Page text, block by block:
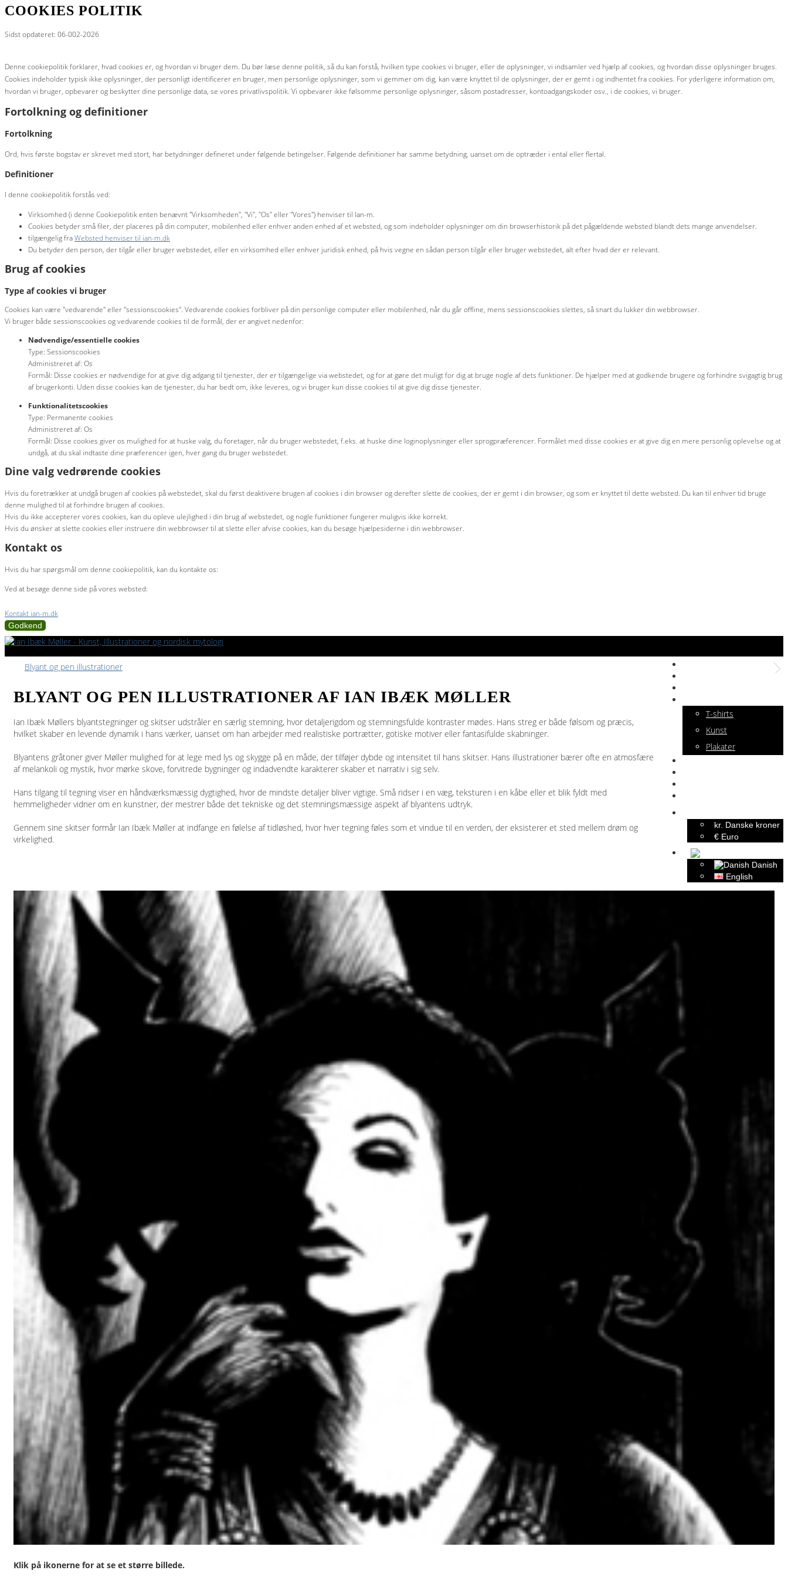
COOKIES POLITIK
Sidst opdateret: 06-002-2026
Denne cookiepolitik forklarer, hvad cookies er, og hvordan vi bruger dem. Du bør læse denne politik, så du kan forstå, hvilken type cookies vi bruger, eller de oplysninger, vi indsamler ved hjælp af cookies, og hvordan disse oplysninger bruges.
Cookies indeholder typisk ikke oplysninger, der personligt identificerer en bruger, men personlige oplysninger, som vi gemmer om dig, kan være knyttet til de oplysninger, der er gemt i og indhentet fra cookies. For yderligere information om,
hvordan vi bruger, opbevarer og beskytter dine personlige data, se vores privatlivspolitik. Vi opbevarer ikke følsomme personlige oplysninger, såsom postadresser, kontoadgangskoder osv., i de cookies, vi bruger.
Fortolkning og definitioner
Fortolkning
Ord, hvis første bogstav er skrevet med stort, har betydninger defineret under følgende betingelser. Følgende definitioner har samme betydning, uanset om de optræder i ental eller flertal.
Definitioner
I denne cookiepolitik forstås ved:
Virksomhed (i denne Cookiepolitik enten benævnt "Virksomheden", "Vi", "Os" eller "Vores") henviser til Ian-m.
Cookies betyder små filer, der placeres på din computer, mobilenhed eller enhver anden enhed af et websted, og som indeholder oplysninger om din browserhistorik på det pågældende websted blandt dets mange anvendelser.
tilgængelig fra Websted henviser til ian-m.dk
Du betyder den person, der tilgår eller bruger webstedet, eller en virksomhed eller enhver juridisk enhed, på hvis vegne en sådan person tilgår eller bruger webstedet, alt efter hvad der er relevant.
Brug af cookies
Type af cookies vi bruger
Cookies kan være "vedvarende" eller "sessionscookies". Vedvarende cookies forbliver på din personlige computer eller mobilenhed, når du går offline, mens sessionscookies slettes, så snart du lukker din webbrowser.
Vi bruger både sessionscookies og vedvarende cookies til de formål, der er angivet nedenfor:
Nødvendige/essentielle cookies
Type: Sessionscookies
Administreret af: Os
Formål: Disse cookies er nødvendige for at give dig adgang til tjenester, der er tilgængelige via webstedet, og for at gøre det muligt for dig at bruge nogle af dets funktioner. De hjælper med at godkende brugere og forhindre svigagtig brug
af brugerkonti. Uden disse cookies kan de tjenester, du har bedt om, ikke leveres, og vi bruger kun disse cookies til at give dig disse tjenester.
Funktionalitetscookies
Type: Permanente cookies
Administreret af: Os
Formål: Disse cookies giver os mulighed for at huske valg, du foretager, når du bruger webstedet, f.eks. at huske dine loginoplysninger eller sprogpræferencer. Formålet med disse cookies er at give dig en mere personlig oplevelse og at
undgå, at du skal indtaste dine præferencer igen, hver gang du bruger webstedet.
Dine valg vedrørende cookies
Hvis du foretrækker at undgå brugen af cookies på webstedet, skal du først deaktivere brugen af cookies i din browser og derefter slette de cookies, der er gemt i din browser, og som er knyttet til dette websted. Du kan til enhver tid bruge
denne mulighed til at forhindre brugen af cookies.
Hvis du ikke accepterer vores cookies, kan du opleve ulejlighed i din brug af webstedet, og nogle funktioner fungerer muligvis ikke korrekt.
Hvis du ønsker at slette cookies eller instruere din webbrowser til at slette eller afvise cookies, kan du besøge hjælpesiderne i din webbrowser.
Kontakt os
Hvis du har spørgsmål om denne cookiepolitik, kan du kontakte os:
Ved at besøge denne side på vores websted:
Kontakt ian-m.dk
Godkend
T-shirts
Kunst
Plakater
kr. Danske kroner
€ Euro
Danish
English
Blyant og pen illustrationer
BLYANT OG PEN ILLUSTRATIONER AF IAN IBÆK MØLLER
Ian Ibæk Møllers blyantstegninger og skitser udstråler en særlig stemning, hvor detaljerigdom og stemningsfulde kontraster mødes. Hans streg er både følsom og præcis,
hvilket skaber en levende dynamik i hans værker, uanset om han arbejder med realistiske portrætter, gotiske motiver eller fantasifulde skabninger.
Blyantens gråtoner giver Møller mulighed for at lege med lys og skygge på en måde, der tilføjer dybde og intensitet til hans skitser. Hans illustrationer bærer ofte en atmosfære
af melankoli og mystik, hvor mørke skove, forvitrede bygninger og indadvendte karakterer skaber et narrativ i sig selv.
Hans tilgang til tegning viser en håndværksmæssig dygtighed, hvor de mindste detaljer bliver vigtige. Små ridser i en væg, teksturen i en kåbe eller et blik fyldt med
hemmeligheder vidner om en kunstner, der mestrer både det tekniske og det stemningsmæssige aspekt af blyantens udtryk.
Gennem sine skitser formår Ian Ibæk Møller at indfange en følelse af tidløshed, hvor hver tegning føles som et vindue til en verden, der eksisterer et sted mellem drøm og
virkelighed.
Klik på ikonerne for at se et større billede.